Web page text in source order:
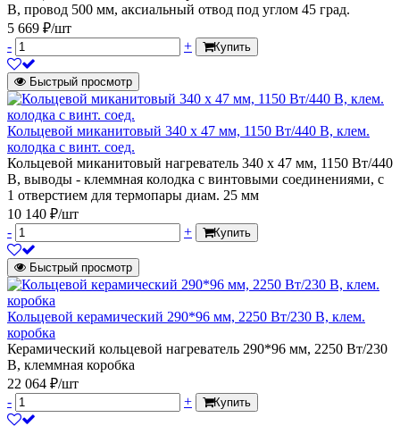
В, провод 500 мм, аксиальный отвод под углом 45 град.
5 669 ₽/шт
-
+ Купить
Быстрый просмотр
Кольцевой миканитовый 340 х 47 мм, 1150 Вт/440 В, клем.
колодка с винт. соед.
Кольцевой миканитовый нагреватель 340 х 47 мм, 1150 Вт/440
В, выводы - клеммная колодка с винтовыми соединениями, с
1 отверстием для термопары диам. 25 мм
10 140 ₽/шт
-
+ Купить
Быстрый просмотр
Кольцевой керамический 290*96 мм, 2250 Вт/230 В, клем.
коробка
Керамический кольцевой нагреватель 290*96 мм, 2250 Вт/230
В, клеммная коробка
22 064 ₽/шт
-
+ Купить